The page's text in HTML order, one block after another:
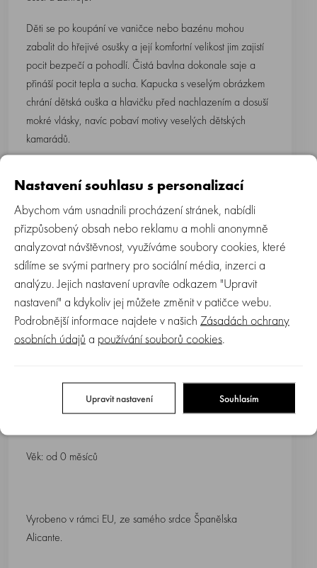
Děti se po koupání ve vaničce nebo bazénu mohou
zabalit do hřejivé osušky a její komfortní velikost jim zajistí
pocit bezpečí a pohodlí. Čistá bavlna dokonale saje a
přináší pocit tepla a sucha. Kapucka s veselým obrázkem
chrání dětská ouška a hlavičku před nachlazením a dosuší
mokré vlásky, navíc pobaví motivy veselých dětských
kamarádů.
narozená miminka i větší děti do čtyř let, které si velikost
osušky užijí.
Vlastnosti:
Balení: 1 ks v dárkové krabičce
Materiál: 100% bavlna
Věk: od 0 měsíců
Vyrobeno v rámci EU, ze samého srdce Španělska
Alicante.
Nastavení souhlasu s personalizací
Abychom vám usnadnili procházení stránek, nabídli
přizpůsobený obsah nebo reklamu a mohli anonymně
analyzovat návštěvnost, využíváme soubory cookies, které
sdílíme se svými partnery pro sociální média, inzerci a
analýzu. Jejich nastavení upravíte odkazem "Upravit
nastavení" a kdykoliv jej můžete změnit v patičce webu.
Podrobnější informace najdete v našich Zásadách ochrany
osobních údajů a používání souborů cookies.
Upravit nastavení Souhlasím